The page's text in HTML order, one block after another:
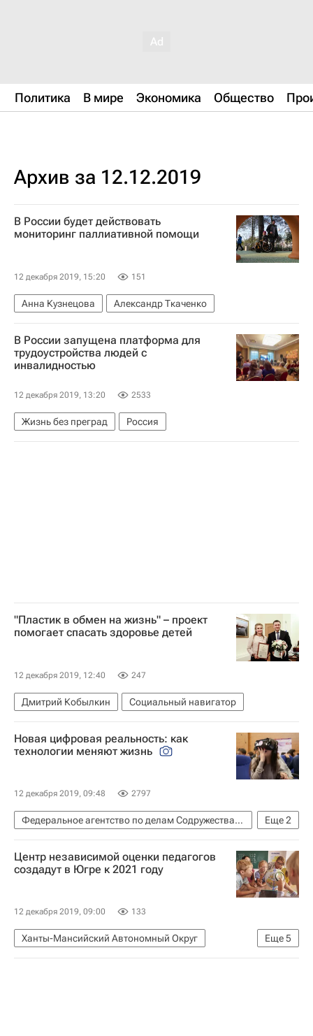
Политика В мире Экономика Общество
Архив за 12.12.2019
В России будет действовать
мониторинг паллиативной помощи
12 декабря 2019, 15:20 151
Анна Кузнецова Александр Ткаченко
В России запущена платформа для
трудоустройства людей с
инвалидностью
12 декабря 2019, 13:20 2533
Жизнь без преград Россия
"Пластик в обмен на жизнь" – проект
помогает спасать здоровье детей
12 декабря 2019, 12:40 247
Дмитрий Кобылкин Социальный навигатор
Новая цифровая реальность: как
технологии меняют жизнь
12 декабря 2019, 09:48 2797
Еще2
Федеральное агентство по делам Содружества Независимых Государств, соотечественников, проживающих за рубежом, и по международному гуманитарному сотрудничеству (Россотрудничество)
СН_Образование
Социальный навигатор
Центр независимой оценки педагогов
создадут в Югре к 2021 году
12 декабря 2019, 09:00 133
Еще5
Ханты-Мансийский Автономный Округ
Общество
СН_Образование